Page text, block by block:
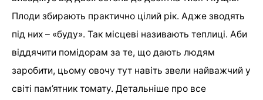
Плоди збирають практично цілий рік. Адже зводять
під них – «буду». Так місцеві називають теплиці. Аби
віддячити помідорам за те, що дають людям
заробити, цьому овочу тут навіть звели найважчий у
світі пам’ятник томату. Детальніше про все